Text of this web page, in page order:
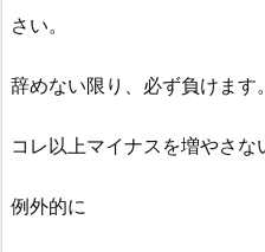
さい。
辞めない限り、必ず負けます。
コレ以上マイナスを増やさな
例外的に